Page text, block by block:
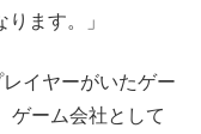
ます。」
イヤーがいたゲー
ゲーム会社として